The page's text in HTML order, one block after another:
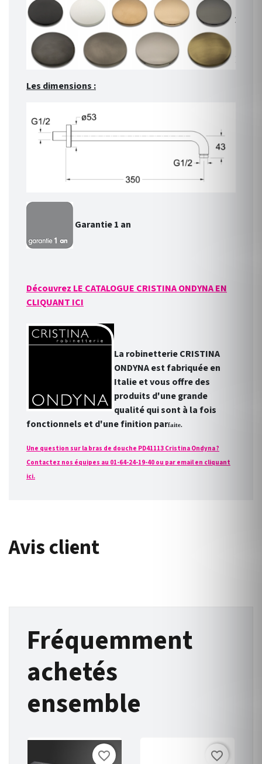
Les dimensions :
Garantie 1 an
Découvrez LE CATALOGUE CRISTINA ONDYNA EN
CLIQUANT ICI
La robinetterie CRISTINA
ONDYNA est fabriquée en
Italie et vous offre des
produits d'une grande
qualité qui sont à la fois
fonctionnels et d'une finition parfaite.
Une question sur la bras de douche PD41113 Cristina Ondyna ?
Contactez nos équipes au 01-64-24-19-40 ou par email en cliquant
ici.
Avis client
Fréquemment
achetés
ensemble
favorite_border favorite_border